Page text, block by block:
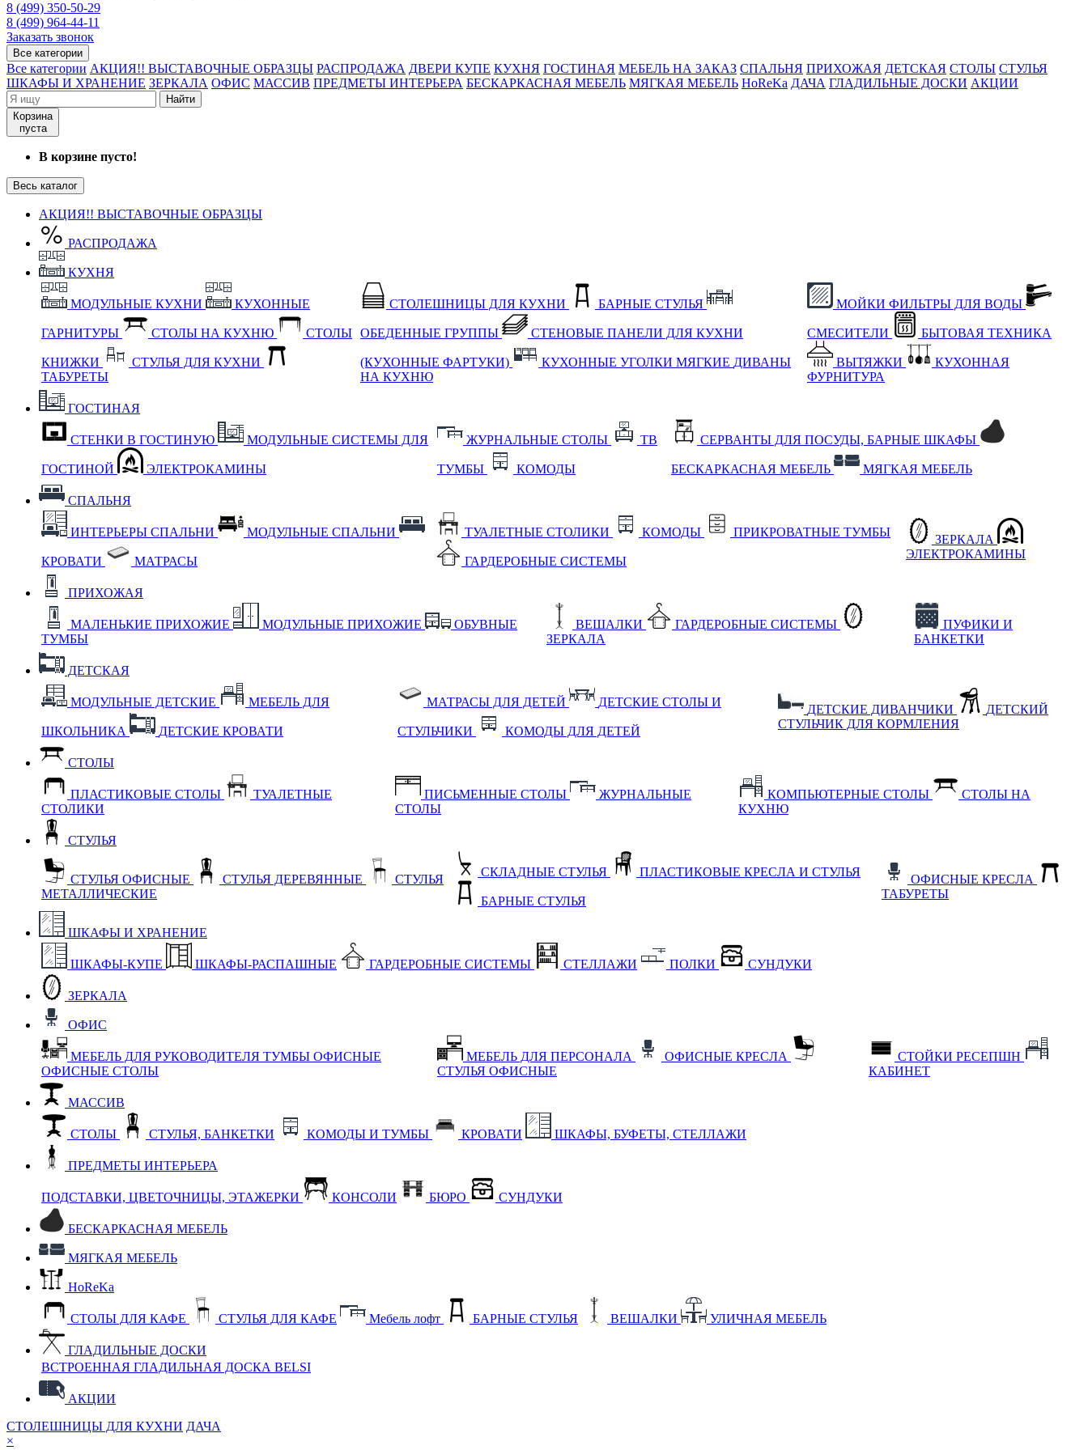
8 (499) 350-50-29
8 (499) 964-44-11
Заказать звонок
Все категории
Все категории АКЦИЯ!! ВЫСТАВОЧНЫЕ ОБРАЗЦЫ РАСПРОДАЖА ДВЕРИ КУПЕ КУХНЯ ГОСТИНАЯ МЕБЕЛЬ НА ЗАКАЗ СПАЛЬНЯ ПРИХОЖАЯ ДЕТСКАЯ СТОЛЫ СТУЛЬЯ
ШКАФЫ И ХРАНЕНИЕ ЗЕРКАЛА ОФИС МАССИВ ПРЕДМЕТЫ ИНТЕРЬЕРА БЕСКАРКАСНАЯ МЕБЕЛЬ МЯГКАЯ МЕБЕЛЬ HoReKa ДАЧА ГЛАДИЛЬНЫЕ ДОСКИ АКЦИИ
Найти
Корзина
пуста
В корзине пусто!
Весь каталог
АКЦИЯ!! ВЫСТАВОЧНЫЕ ОБРАЗЦЫ
РАСПРОДАЖА
КУХНЯ
МОДУЛЬНЫЕ КУХНИ КУХОННЫЕ
ГАРНИТУРЫ СТОЛЫ НА КУХНЮ СТОЛЫ
КНИЖКИ
СТУЛЬЯ ДЛЯ КУХНИ
ТАБУРЕТЫ
СТОЛЕШНИЦЫ ДЛЯ КУХНИ БАРНЫЕ СТУЛЬЯ
ОБЕДЕННЫЕ ГРУППЫ СТЕНОВЫЕ ПАНЕЛИ ДЛЯ КУХНИ
(КУХОННЫЕ ФАРТУКИ) КУХОННЫЕ УГОЛКИ МЯГКИЕ ДИВАНЫ
НА КУХНЮ
МОЙКИ ФИЛЬТРЫ ДЛЯ ВОДЫ
СМЕСИТЕЛИ БЫТОВАЯ ТЕХНИКА
ВЫТЯЖКИ
КУХОННАЯ
ФУРНИТУРА
ГОСТИНАЯ
СТЕНКИ В ГОСТИНУЮ МОДУЛЬНЫЕ СИСТЕМЫ ДЛЯ
ГОСТИНОЙ ЭЛЕКТРОКАМИНЫ
ЖУРНАЛЬНЫЕ СТОЛЫ ТВ
ТУМБЫ КОМОДЫ
СЕРВАНТЫ ДЛЯ ПОСУДЫ, БАРНЫЕ ШКАФЫ
БЕСКАРКАСНАЯ МЕБЕЛЬ МЯГКАЯ МЕБЕЛЬ
СПАЛЬНЯ
ИНТЕРЬЕРЫ СПАЛЬНИ МОДУЛЬНЫЕ СПАЛЬНИ
КРОВАТИ МАТРАСЫ
ТУАЛЕТНЫЕ СТОЛИКИ КОМОДЫ ПРИКРОВАТНЫЕ ТУМБЫ
ГАРДЕРОБНЫЕ СИСТЕМЫ
ЗЕРКАЛА
ЭЛЕКТРОКАМИНЫ
ПРИХОЖАЯ
МАЛЕНЬКИЕ ПРИХОЖИЕ МОДУЛЬНЫЕ ПРИХОЖИЕ
ОБУВНЫЕ
ТУМБЫ
ВЕШАЛКИ
ГАРДЕРОБНЫЕ СИСТЕМЫ
ЗЕРКАЛА
ПУФИКИ И
БАНКЕТКИ
ДЕТСКАЯ
МОДУЛЬНЫЕ ДЕТСКИЕ МЕБЕЛЬ ДЛЯ
ШКОЛЬНИКА ДЕТСКИЕ КРОВАТИ
МАТРАСЫ ДЛЯ ДЕТЕЙ ДЕТСКИЕ СТОЛЫ И
СТУЛЬЧИКИ КОМОДЫ ДЛЯ ДЕТЕЙ
ДЕТСКИЕ ДИВАНЧИКИ
ДЕТСКИЙ
СТУЛЬЧИК ДЛЯ КОРМЛЕНИЯ
СТОЛЫ
ПЛАСТИКОВЫЕ СТОЛЫ
ТУАЛЕТНЫЕ
СТОЛИКИ
ПИСЬМЕННЫЕ СТОЛЫ
ЖУРНАЛЬНЫЕ
СТОЛЫ
КОМПЬЮТЕРНЫЕ СТОЛЫ
СТОЛЫ НА
КУХНЮ
СТУЛЬЯ
СТУЛЬЯ ОФИСНЫЕ СТУЛЬЯ ДЕРЕВЯННЫЕ
СТУЛЬЯ
МЕТАЛЛИЧЕСКИЕ
СКЛАДНЫЕ СТУЛЬЯ ПЛАСТИКОВЫЕ КРЕСЛА И СТУЛЬЯ
БАРНЫЕ СТУЛЬЯ
ОФИСНЫЕ КРЕСЛА
ТАБУРЕТЫ
ШКАФЫ И ХРАНЕНИЕ
ШКАФЫ-КУПЕ ШКАФЫ-РАСПАШНЫЕ ГАРДЕРОБНЫЕ СИСТЕМЫ СТЕЛЛАЖИ ПОЛКИ СУНДУКИ
ЗЕРКАЛА
ОФИС
МЕБЕЛЬ ДЛЯ РУКОВОДИТЕЛЯ ТУМБЫ ОФИСНЫЕ
ОФИСНЫЕ СТОЛЫ
МЕБЕЛЬ ДЛЯ ПЕРСОНАЛА
ОФИСНЫЕ КРЕСЛА
СТУЛЬЯ ОФИСНЫЕ
СТОЙКИ РЕСЕПШН
КАБИНЕТ
МАССИВ
СТОЛЫ СТУЛЬЯ, БАНКЕТКИ КОМОДЫ И ТУМБЫ КРОВАТИ ШКАФЫ, БУФЕТЫ, СТЕЛЛАЖИ
ПРЕДМЕТЫ ИНТЕРЬЕРА
ПОДСТАВКИ, ЦВЕТОЧНИЦЫ, ЭТАЖЕРКИ КОНСОЛИ БЮРО СУНДУКИ
БЕСКАРКАСНАЯ МЕБЕЛЬ
МЯГКАЯ МЕБЕЛЬ
HoReKa
СТОЛЫ ДЛЯ КАФЕ СТУЛЬЯ ДЛЯ КАФЕ Мебель лофт БАРНЫЕ СТУЛЬЯ ВЕШАЛКИ УЛИЧНАЯ МЕБЕЛЬ
ГЛАДИЛЬНЫЕ ДОСКИ
ВСТРОЕННАЯ ГЛАДИЛЬНАЯ ДОСКА BELSI
АКЦИИ
СТОЛЕШНИЦЫ ДЛЯ КУХНИ ДАЧА
×